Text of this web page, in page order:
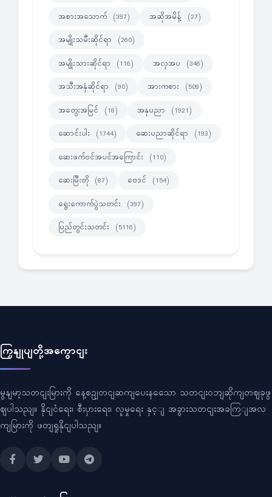
အစားအသောက် (397) အဆိုအမိန့် (27)
အမျိုးသမီးဆိုင်ရာ (260)
အမျိုးသားဆိုင်ရာ (116) အလှအပ (346)
အသီးအနှံဆိုင်ရာ (90) အားကစား (509)
အတွေးအမြင် (18) အနုပညာ (1921)
ဆောင်းပါး (1744) ဆေးပညာဆိုင်ရာ (193)
ဆေးဖက်ဝင်အပင်အကြောင်း (110)
ဆေးမြီးတို (87) ဗေဒင် (154)
ရွေးကောက်ပွဲသတင်း (397)
ပြည်တွင်းသတင်း (5116)
ကြှနျုပျတို့အကွောငျး
မွနျမာ့သတငျးမြားကို နေ့စဥျတငျဆကျပေးနသေော သတငျးဝဘျဆိုကျတဈခုဖွ
ဈပါသညျ။ နိုငျငံရေး၊ စီးပှားရေး၊ လူမှုရေး နှင့ျ အခွားသတငျးအခကြျအလ
ကျမြားကို ဖတျရှုနိုငျပါသညျ။